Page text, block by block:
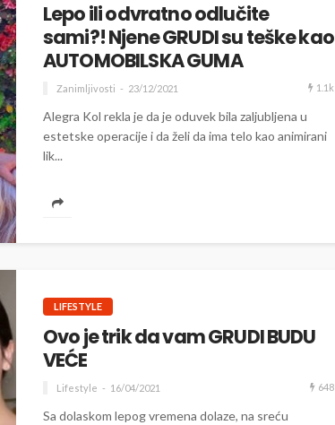
Lepo ili odvratno odlučite
sami?! Njene GRUDI su teške kao
AUTOMOBILSKA GUMA
Zanimljivosti 23/12/2021 1.1k
Alegra Kol rekla je da je oduvek bila zaljubljena u
estetske operacije i da želi da ima telo kao animirani
lik...
LIFESTYLE
Ovo je trik da vam GRUDI BUDU
VEĆE
Lifestyle 16/04/2021 648
Sa dolaskom lepog vremena dolaze, na sreću